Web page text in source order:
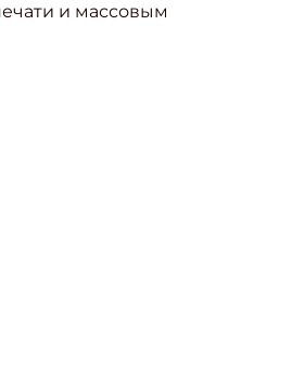
и массовым